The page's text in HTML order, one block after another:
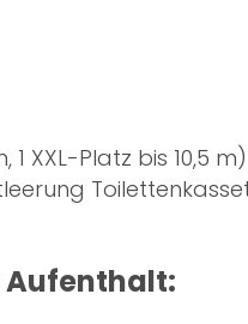
XXL-Platz bis 10,5 m)
Aufenthalt: